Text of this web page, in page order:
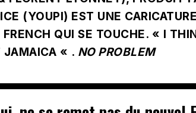
(YOUPI) EST UNE CARICATURE
QUI SE TOUCHE. « I
JAMAICA « . NO PROBLEM